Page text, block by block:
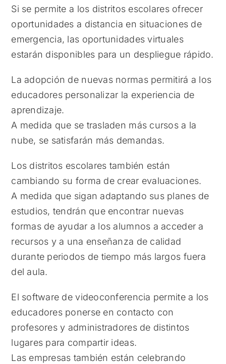
Si se permite a los distritos escolares ofrecer
oportunidades a distancia en situaciones de
emergencia, las oportunidades virtuales
estarán disponibles para un despliegue rápido.
La adopción de nuevas normas permitirá a los
educadores personalizar la experiencia de
aprendizaje.
A medida que se trasladen más cursos a la
nube, se satisfarán más demandas.
Los distritos escolares también están
cambiando su forma de crear evaluaciones.
A medida que sigan adaptando sus planes de
estudios, tendrán que encontrar nuevas
formas de ayudar a los alumnos a acceder a
recursos y a una enseñanza de calidad
durante periodos de tiempo más largos fuera
del aula.
El software de videoconferencia permite a los
educadores ponerse en contacto con
profesores y administradores de distintos
lugares para compartir ideas.
Las empresas también están celebrando